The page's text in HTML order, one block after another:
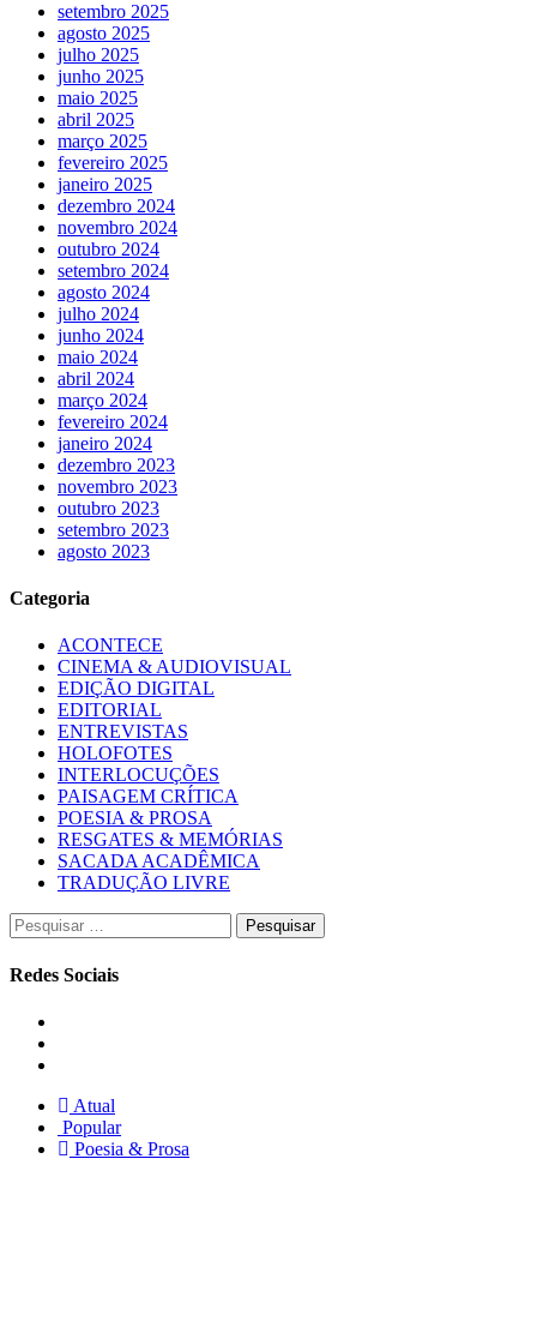
setembro 2025
agosto 2025
julho 2025
junho 2025
maio 2025
abril 2025
março 2025
fevereiro 2025
janeiro 2025
dezembro 2024
novembro 2024
outubro 2024
setembro 2024
agosto 2024
julho 2024
junho 2024
maio 2024
abril 2024
março 2024
fevereiro 2024
janeiro 2024
dezembro 2023
novembro 2023
outubro 2023
setembro 2023
agosto 2023
Categoria
ACONTECE
CINEMA & AUDIOVISUAL
EDIÇÃO DIGITAL
EDITORIAL
ENTREVISTAS
HOLOFOTES
INTERLOCUÇÕES
PAISAGEM CRÍTICA
POESIA & PROSA
RESGATES & MEMÓRIAS
SACADA ACADÊMICA
TRADUÇÃO LIVRE
Pesquisar
por:
Redes Sociais
Atual
Popular
Poesia & Prosa